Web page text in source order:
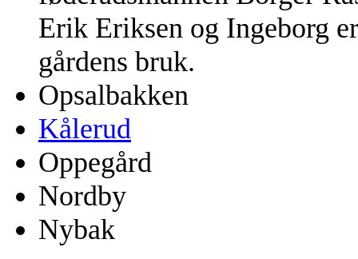
Erik Eriksen og Ingeborg
gårdens bruk.
Opsalbakken
Kålerud
Oppegård
Nordby
Nybak